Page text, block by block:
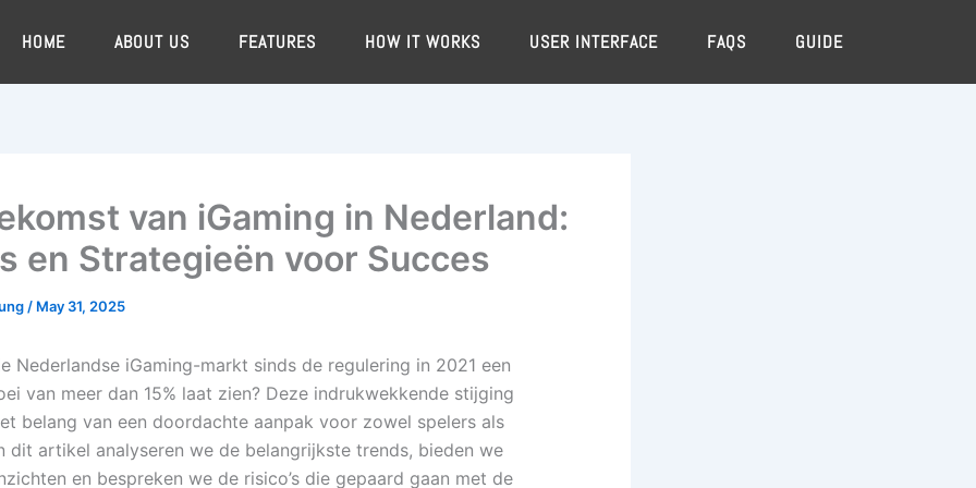
HOME ABOUT US FEATURES HOW IT WORKS USER INTERFACE FAQS GUIDE
van iGaming in Nederland:
en Strategieën voor Succes
/ May 31, 2025
Nederlandse iGaming-markt sinds de regulering in 2021 een
van meer dan 15% laat zien? Deze indrukwekkende stijging
belang van een doordachte aanpak voor zowel spelers als
dit artikel analyseren we de belangrijkste trends, bieden we
en bespreken we de risico’s die gepaard gaan met de